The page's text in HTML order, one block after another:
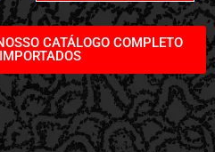
CATÁLOGO COMPLETO